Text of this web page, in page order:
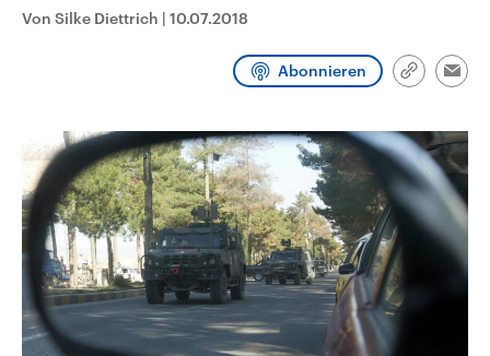
CDU, SPD und FDP regiert.-
Wahlprogramme, aktuelle Berichte
und Hintergründe zu den Parteien
und Kandidaten der anstehenden
Programm Podcasts
Audio-Archiv
Von Silke Diettrich | 10.07.2018
Abonnieren
Link